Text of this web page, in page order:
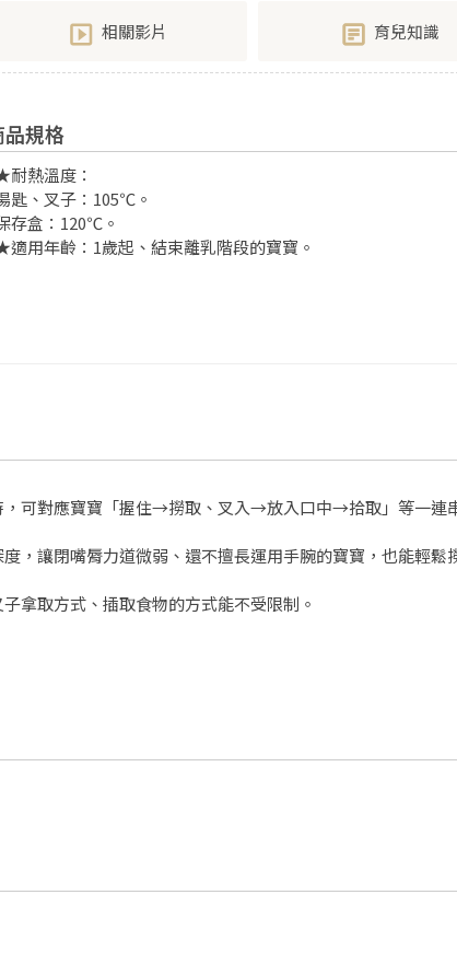
相關影片 育兒知識
品規格
耐熱溫度：
匙、叉子：105℃。
存盒：120℃。
適用年齡：1歲起、結束離乳階段的寶寶。
可對應寶寶「握住→撈取、叉入→放入口中→拾取」等一連
，讓閉嘴脣力道微弱、還不擅長運用手腕的寶寶，也能輕鬆
拿取方式、插取食物的方式能不受限制。